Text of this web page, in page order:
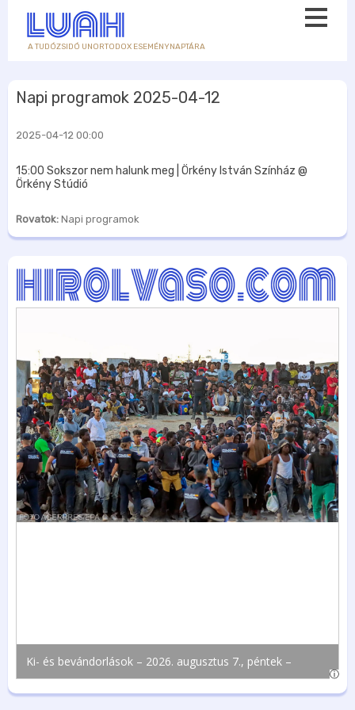
A TUDÓZSIDÓ UNORTODOX ESEMÉNYNAPTÁRA
Napi programok 2025-04-12
2025-04-12 00:00
15:00 Sokszor nem halunk meg | Örkény István Színház @
Örkény Stúdió
Rovatok: Napi programok